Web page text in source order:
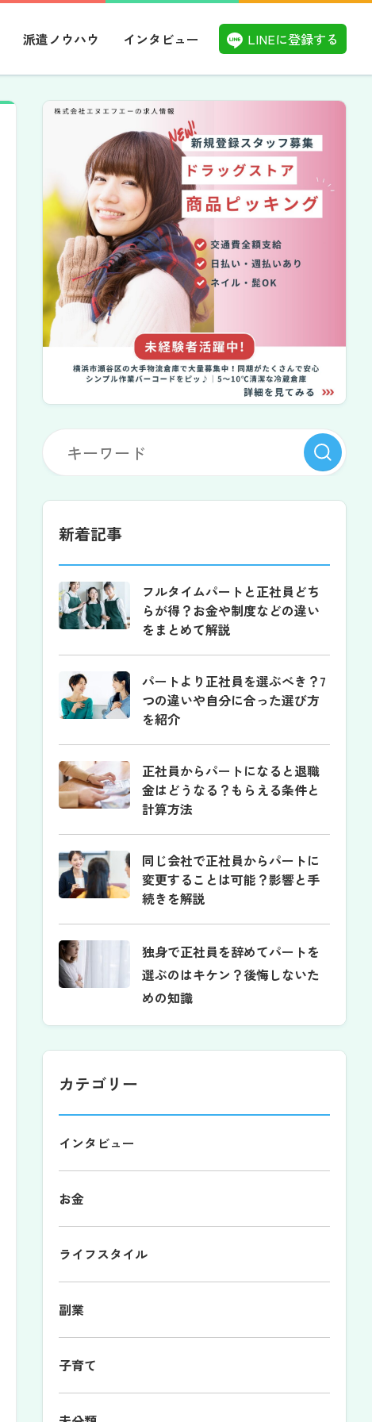
派遣ノウハウ インタビュー LINEに登録する
新着記事
フルタイムパートと正社員どち
らが得？お金や制度などの違い
をまとめて解説
パートより正社員を選ぶべき？7
つの違いや自分に合った選び方
を紹介
正社員からパートになると退職
金はどうなる？もらえる条件と
計算方法
同じ会社で正社員からパートに
変更することは可能？影響と手
続きを解説
独身で正社員を辞めてパートを
選ぶのはキケン？後悔しないた
めの知識
カテゴリー
インタビュー
お金
ライフスタイル
副業
子育て